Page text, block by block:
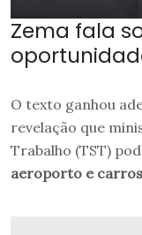
Zema fala
O texto ganhou
revelação que
Trabalho (TST)
aeroporto e